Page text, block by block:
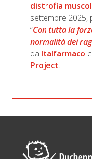
distrofia
settembre 2025,
“Con tutta la
normalità dei
da Italfarmaco
Project.